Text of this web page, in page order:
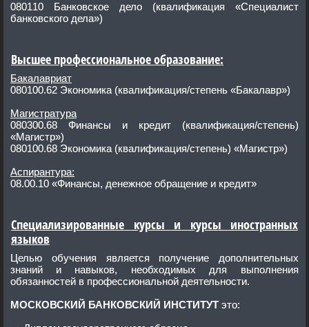
080110 Банковское дело (квалификация «Специалист
банковского дела»)
Высшее профессиональное образование:
Бакалавриат
080100.62 Экономика (квалификация/степень «Бакалавр»)
Магистратура
080300.68 Финансы и кредит (квалификация/степень)
«Магистр»)
080100.68 Экономика (квалификация/степень) «Магистр»)
Аспирантура:
08.00.10 «Финансы, денежное обращение и кредит»
Специализированные курсы и курсы иностранных
языков
Целью обучения является получение дополнительных
знаний и навыков, необходимых для выполнения
обязанностей в профессиональной деятельности.
МОСКОВСКИЙ БАНКОВСКИЙ ИНСТИТУТ это: